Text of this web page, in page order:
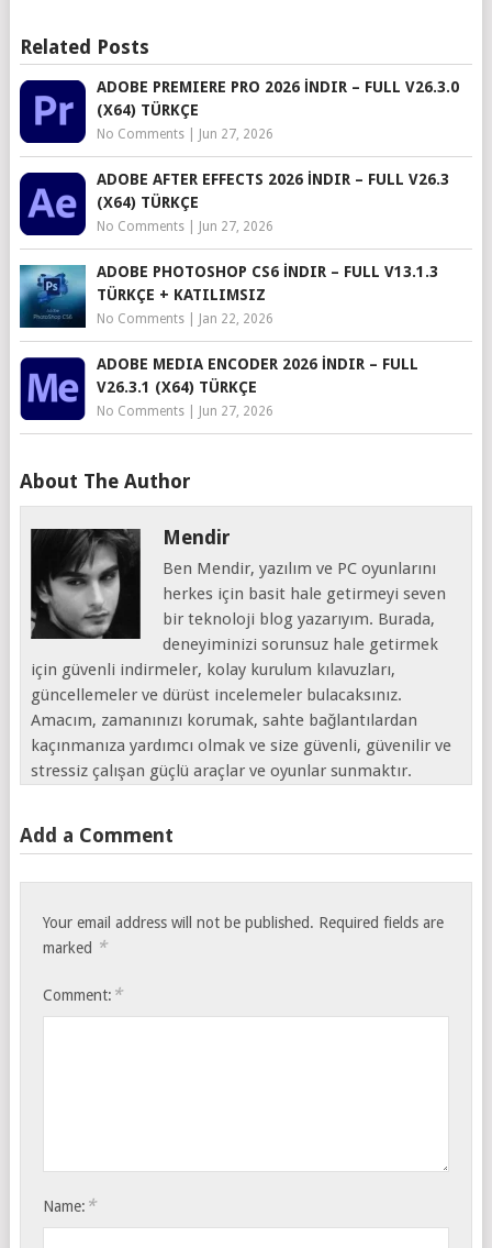
Related Posts
ADOBE PREMIERE PRO 2026 İNDIR – FULL V26.3.0
(X64) TÜRKÇE
No Comments| Jun 27, 2026
ADOBE AFTER EFFECTS 2026 İNDIR – FULL V26.3
(X64) TÜRKÇE
No Comments| Jun 27, 2026
ADOBE PHOTOSHOP CS6 İNDIR – FULL V13.1.3
TÜRKÇE + KATILIMSIZ
No Comments| Jan 22, 2026
ADOBE MEDIA ENCODER 2026 İNDIR – FULL
V26.3.1 (X64) TÜRKÇE
No Comments| Jun 27, 2026
About The Author
Mendir
Ben Mendir, yazılım ve PC oyunlarını
herkes için basit hale getirmeyi seven
bir teknoloji blog yazarıyım. Burada,
deneyiminizi sorunsuz hale getirmek
için güvenli indirmeler, kolay kurulum kılavuzları,
güncellemeler ve dürüst incelemeler bulacaksınız.
Amacım, zamanınızı korumak, sahte bağlantılardan
kaçınmanıza yardımcı olmak ve size güvenli, güvenilir ve
stressiz çalışan güçlü araçlar ve oyunlar sunmaktır.
Add a Comment
Your email address will not be published. Required fields are
marked *
Comment: *
Name: *